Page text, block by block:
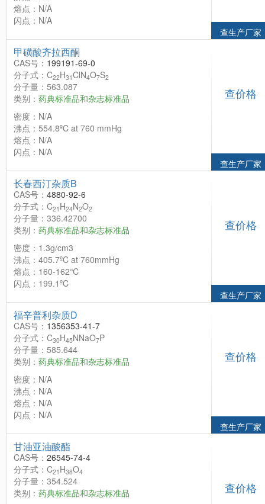
熔点：N/A
闪点：N/A
查生产厂家
甲磺酸齐拉西酮
CAS号： 199191-69-0
分子式：C22H31ClN4O7S2
分子量：563.087
类别： 药典标准品和杂志标准品
密度：N/A
沸点：554.8ºC at 760 mmHg
熔点：N/A
闪点：N/A
查价格
查生产厂家
长春西汀杂质B
CAS号： 4880-92-6
分子式：C21 H24N2O2
分子量：336.42700
类别： 药典标准品和杂志标准品
密度：1.3g/cm3
沸点：405.7ºC at 760mmHg
熔点：160-162℃
闪点：199.1ºC
查价格
查生产厂家
福辛普利杂质D
CAS号： 1356353-41-7
分子式：C30H45NNaO7P
分子量：585.644
类别： 药典标准品和杂志标准品
密度：N/A
沸点：N/A
熔点：N/A
闪点：N/A
查价格
查生产厂家
甘油亚油酸酯
CAS号： 26545-74-4
分子式：C21 H38O4
分子量：354.524
类别： 药典标准品和杂志标准品 查价格